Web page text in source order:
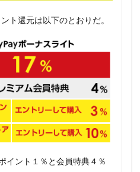
ト還元は以下のとおりだ。
イント１％と会員特典４％